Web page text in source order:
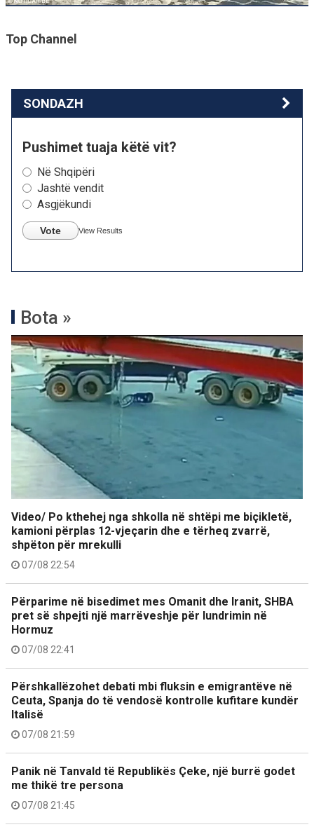
Top Channel
SONDAZH
Pushimet tuaja këtë vit?
Në Shqipëri
Jashtë vendit
Asgjëkundi
Vote View Results
Bota »
Video/ Po kthehej nga shkolla në shtëpi me biçikletë,
kamioni përplas 12-vjeçarin dhe e tërheq zvarrë,
shpëton për mrekulli
07/08 22:54
Përparime në bisedimet mes Omanit dhe Iranit, SHBA
pret së shpejti një marrëveshje për lundrimin në
Hormuz
07/08 22:41
Përshkallëzohet debati mbi fluksin e emigrantëve në
Ceuta, Spanja do të vendosë kontrolle kufitare kundër
Italisë
07/08 21:59
Panik në Tanvald të Republikës Çeke, një burrë godet
me thikë tre persona
07/08 21:45